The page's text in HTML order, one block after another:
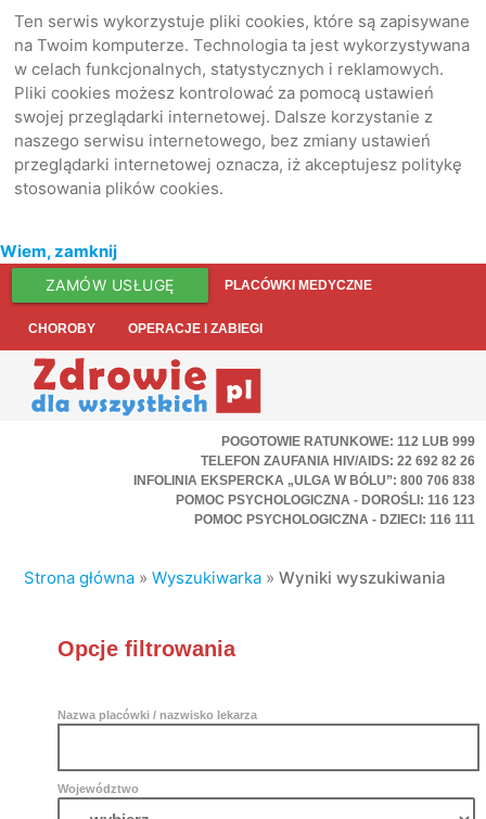
Ten serwis wykorzystuje pliki cookies, które są zapisywane
na Twoim komputerze. Technologia ta jest wykorzystywana
w celach funkcjonalnych, statystycznych i reklamowych.
Pliki cookies możesz kontrolować za pomocą ustawień
swojej przeglądarki internetowej. Dalsze korzystanie z
naszego serwisu internetowego, bez zmiany ustawień
przeglądarki internetowej oznacza, iż akceptujesz politykę
stosowania plików cookies.
Wiem, zamknij
ZAMÓW USŁUGĘ PLACÓWKI MEDYCZNE
CHOROBY OPERACJE I ZABIEGI
POGOTOWIE RATUNKOWE: 112 LUB 999
TELEFON ZAUFANIA HIV/AIDS: 22 692 82 26
INFOLINIA EKSPERCKA „ULGA W BÓLU”: 800 706 838
POMOC PSYCHOLOGICZNA - DOROŚLI: 116 123
POMOC PSYCHOLOGICZNA - DZIECI: 116 111
Strona główna »Wyszukiwarka »Wyniki wyszukiwania
Opcje filtrowania
Nazwa placówki / nazwisko lekarza
Województwo